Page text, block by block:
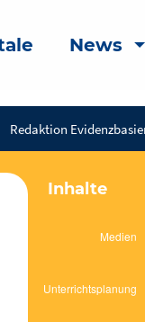
News
Redaktion
Inhalte